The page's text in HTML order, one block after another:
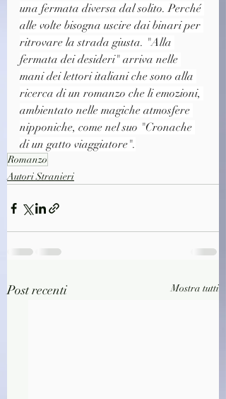
una fermata diversa dal solito. Perché
alle volte bisogna uscire dai binari per
ritrovare la strada giusta. "Alla
fermata dei desideri" arriva nelle
mani dei lettori italiani che sono alla
ricerca di un romanzo che li emozioni,
ambientato nelle magiche atmosfere
nipponiche, come nel suo "Cronache
di un gatto viaggiatore".
Romanzo
Autori Stranieri
Post recenti Mostra tutti